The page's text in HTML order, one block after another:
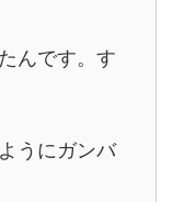
んです。す
うにガンバ